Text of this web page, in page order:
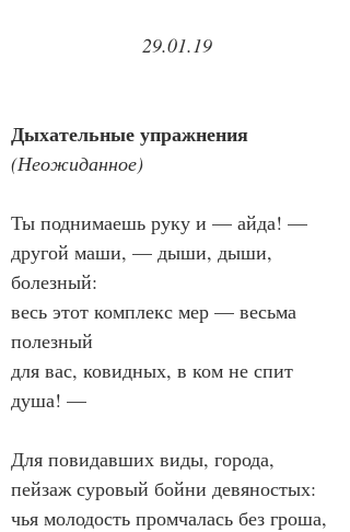
29.01.19
Дыхательные упражнения
(Неожиданное)
Ты поднимаешь руку и — айда! —
другой маши, — дыши, дыши,
болезный:
весь этот комплекс мер — весьма
полезный
для вас, ковидных, в ком не спит
душа! —
Для повидавших виды, города,
пейзаж суровый бойни девяностых:
чья молодость промчалась без гроша,